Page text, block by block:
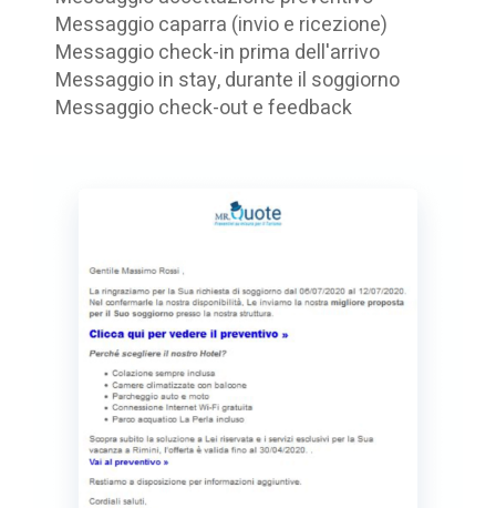
Messaggio caparra (invio e ricezione)
Messaggio check-in prima dell'arrivo
Messaggio in stay, durante il soggiorno
Messaggio check-out e feedback